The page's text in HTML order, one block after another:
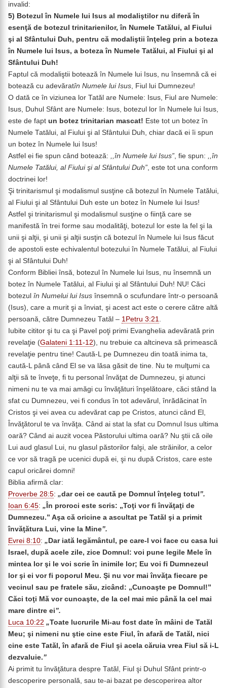
invalid:
5) Botezul în Numele lui Isus al modaliştilor nu diferă în
esenţă de botezul trinitarienilor, în Numele Tatălui, al Fiului
şi al Sfântului Duh, pentru că modaliştii înţeleg prin a boteza
în Numele lui Isus, a boteza în Numele Tatălui, al Fiului şi al
Sfântului Duh!
Faptul că modaliştii botează în Numele lui Isus, nu însemnă că ei
botează cu adevăratîn Numele lui Isus, Fiul lui Dumnezeu!
O dată ce în viziunea lor Tatăl are Numele: Isus, Fiul are Numele:
Isus, Duhul Sfânt are Numele: Isus, botezul lor în Numele lui Isus,
este de fapt un botez trinitarian mascat! Este tot un botez în
Numele Tatălui, al Fiului şi al Sfântului Duh, chiar dacă ei îi spun
un botez în Numele lui Isus!
Astfel ei fie spun când botează: ,,în Numele lui Isus”, fie spun: ,,în
Numele Tatălui, al Fiului şi al Sfântului Duh”, este tot una conform
doctrinei lor!
Şi trinitarismul şi modalismul susţine că botezul în Numele Tatălui,
al Fiului şi al Sfântului Duh este un botez în Numele lui Isus!
Astfel şi trinitarismul şi modalismul susţine o fiinţă care se
manifestă în trei forme sau modalităţi, botezul lor este la fel şi la
unii şi alţii, şi unii şi alţii susţin că botezul în Numele lui Isus făcut
de apostoli este echivalentul botezului în Numele Tatălui, al Fiului
şi al Sfântului Duh!
Conform Bibliei însă, botezul în Numele lui Isus, nu însemnă un
botez în Numele Tatălui, al Fiului şi al Sfântului Duh! NU! Căci
botezul în Numelui lui Isus însemnă o scufundare într-o persoană
(Isus), care a murit şi a înviat, şi acest act este o cerere către altă
persoană, către Dumnezeu Tatăl – 1Petru 3:21.
Iubite cititor şi tu ca şi Pavel poţi primi Evanghelia adevărată prin
revelaţie (Galateni 1:11-12), nu trebuie ca altcineva să primească
revelaţie pentru tine! Caută-L pe Dumnezeu din toată inima ta,
caută-L până când El se va lăsa găsit de tine. Nu te mulţumi ca
alţii să te înveţe, fi tu personal învăţat de Dumnezeu, şi atunci
nimeni nu te va mai amăgi cu învăţături înşelătoare, căci stând la
sfat cu Dumnezeu, vei fi condus în tot adevărul, înrădăcinat în
Cristos şi vei avea cu adevărat cap pe Cristos, atunci când El,
Învăţătorul te va învăţa. Când ai stat la sfat cu Domnul Isus ultima
oară? Când ai auzit vocea Păstorului ultima oară? Nu ştii că oile
Lui aud glasul Lui, nu glasul păstorilor falşi, ale străinilor, a celor
ce vor să tragă pe ucenici după ei, şi nu după Cristos, care este
capul oricărei domni!
Biblia afirmă clar:
Proverbe 28:5: „dar cei ce caută pe Domnul înţeleg totul ”.
Ioan 6:45: „ În proroci este scris: „Toţi vor fi învăţaţi de
Dumnezeu.” Aşa că oricine a ascultat pe Tatăl şi a primit
învăţătura Lui, vine la Mine”.
Evrei 8:10: „ Dar iată legământul, pe care-l voi face cu casa lui
Israel, după acele zile, zice Domnul: voi pune legile Mele în
mintea lor şi le voi scrie în inimile lor; Eu voi fi Dumnezeul
lor şi ei vor fi poporul Meu. Şi nu vor mai învăţa fiecare pe
vecinul sau pe fratele său, zicând: „Cunoaşte pe Domnul!”
Căci toţi Mă vor cunoaşte, de la cel mai mic până la cel mai
mare dintre ei”.
Luca 10:22 „Toate lucrurile Mi-au fost date în mâini de Tatăl
Meu; şi nimeni nu ştie cine este Fiul, în afară de Tatăl, nici
cine este Tatăl, în afară de Fiul şi acela căruia vrea Fiul să i-L
dezvaluie.”
Ai primit tu învăţătura despre Tatăl, Fiul şi Duhul Sfânt printr-o
descoperire personală, sau te-ai bazat pe descoperirea altor